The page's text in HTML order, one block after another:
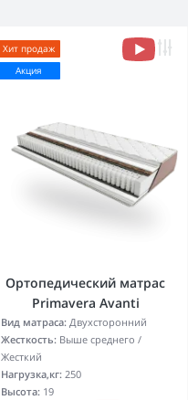
Хит продаж
Акция
Ортопедический матрас
Primavera Avanti
Вид матраса: Двухсторонний
Жесткость: Выше среднего /
Жесткий
Нагрузка,кг: 250
Высота: 19